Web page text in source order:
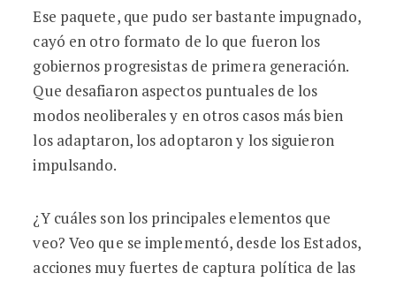
Ese paquete, que pudo ser bastante impugnado,
cayó en otro formato de lo que fueron los
gobiernos progresistas de primera generación.
Que desafiaron aspectos puntuales de los
modos neoliberales y en otros casos más bien
los adaptaron, los adoptaron y los siguieron
impulsando.
¿Y cuáles son los principales elementos que
veo? Veo que se implementó, desde los Estados,
acciones muy fuertes de captura política de las